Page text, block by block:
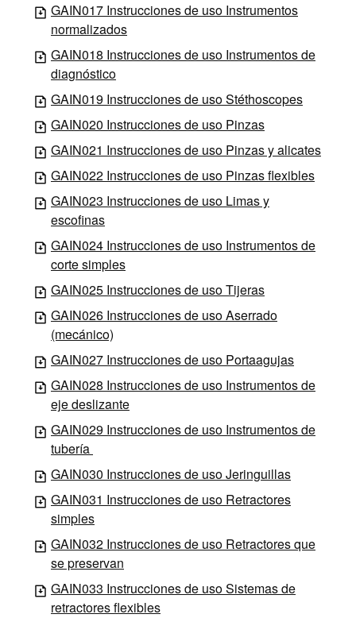
GAIN017 Instrucciones de uso Instrumentos
normalizados
GAIN018 Instrucciones de uso Instrumentos de
diagnóstico
GAIN019 Instrucciones de uso Stéthoscopes
GAIN020 Instrucciones de uso Pinzas
GAIN021 Instrucciones de uso Pinzas y alicates
GAIN022 Instrucciones de uso Pinzas flexibles
GAIN023 Instrucciones de uso Limas y
escofinas
GAIN024 Instrucciones de uso Instrumentos de
corte simples
GAIN025 Instrucciones de uso Tijeras
GAIN026 Instrucciones de uso Aserrado
(mecánico)
GAIN027 Instrucciones de uso Portaagujas
GAIN028 Instrucciones de uso Instrumentos de
eje deslizante
GAIN029 Instrucciones de uso Instrumentos de
tubería
GAIN030 Instrucciones de uso Jeringuillas
GAIN031 Instrucciones de uso Retractores
simples
GAIN032 Instrucciones de uso Retractores que
se preservan
GAIN033 Instrucciones de uso Sistemas de
retractores flexibles